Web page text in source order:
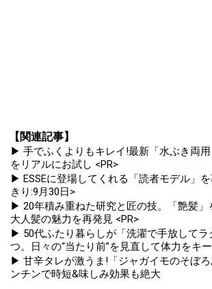
【関連記事】
▶ 手でふくよりもキレイ!最新「水ぶき両用
をリアルにお試し <PR>
▶ ESSEに登場してくれる「読者モデル」
きり:9月30日>
▶ 20年積み重ねた研究と匠の技。「艶髪」
大人髪の魅力を再発見 <PR>
▶ 50代ふたり暮らしが「洗濯で手放してラ
つ。日々の“当たり前”を見直して体力をキ
▶ 甘辛タレが激うま!「ジャガイモのそぼ
ンチンで時短&味しみ効果も絶大